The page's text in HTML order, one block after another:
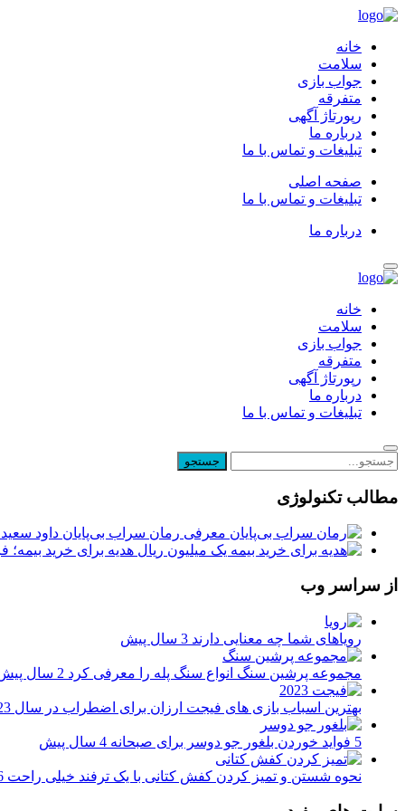
خانه
سلامت
جواب بازی
متفرقه
رپورتاژ آگهی
درباره ما
تبلیغات و تماس با ما
صفحه اصلی
تبلیغات و تماس با ما
درباره ما
خانه
سلامت
جواب بازی
متفرقه
رپورتاژ آگهی
درباره ما
تبلیغات و تماس با ما
مطالب تکنولوژی
معرفی رمان سراب بی‌پایان داود
یک میلیون ریال هدیه برای خرید
از سراسر وب
رویاهای شما چه معنایی دارند 3 سال پیش
مجموعه پرشین سنگ انواع سنگ پله را معرفی کرد 2 سال پیش
بهترین اسباب بازی های فیجت ارزان برای اضطراب در سال 2023
5 فواید خوردن بلغور جو دوسر برای صبحانه 4 سال پیش
نحوه شستن و تمیز کردن کفش کتانی با یک ترفند خیلی راحت 6